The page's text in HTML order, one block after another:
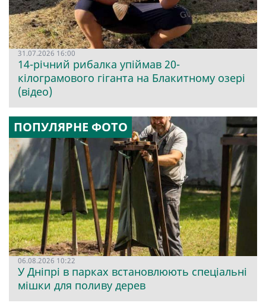
31.07.2026 16:00
14-річний рибалка упіймав 20-
кілограмового гіганта на Блакитному озері
(відео)
ПОПУЛЯРНЕ ФОТО
06.08.2026 10:22
У Дніпрі в парках встановлюють спеціальні
мішки для поливу дерев